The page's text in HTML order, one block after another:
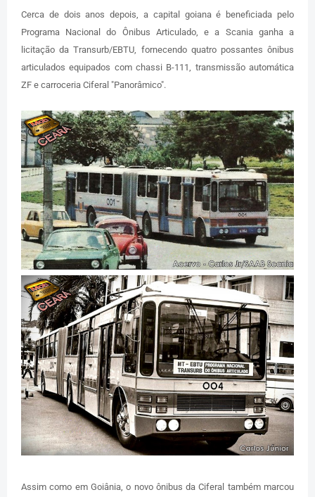
Cerca de dois anos depois, a capital goiana é beneficiada pelo
Programa Nacional do Ônibus Articulado, e a Scania ganha a
licitação da Transurb/EBTU, fornecendo quatro possantes ônibus
articulados equipados com chassi B-111, transmissão automática
ZF e carroceria Ciferal "Panorâmico".
Assim como em Goiânia, o novo ônibus da Ciferal também marcou